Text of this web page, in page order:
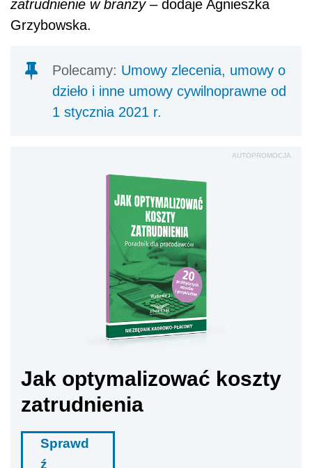
zatrudnienie w branży– dodaje Agnieszka
Grzybowska.
Polecamy: Umowy zlecenia, umowy o
dzieło i inne umowy cywilnoprawne od
1 stycznia 2021 r.
AUTOPROMOCJA
Jak optymalizować koszty
zatrudnienia
Sprawd
ź